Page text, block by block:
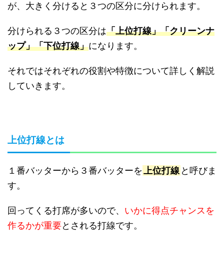
が、大きく分けると３つの区分に分けられます。
分けられる３つの区分は「上位打線」「クリーンナ
ップ」「下位打線」になります。
それではそれぞれの役割や特徴について詳しく解説
していきます。
上位打線とは
１番バッターから３番バッターを上位打線 と呼びま
す。
回ってくる打席が多いので、 いかに得点チャンスを
作るかが重要とされる打線です。